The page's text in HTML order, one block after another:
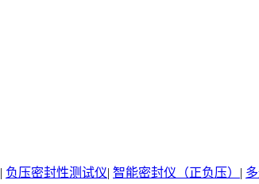
| 负压密封性测试仪| 智能密封仪（正负压） |